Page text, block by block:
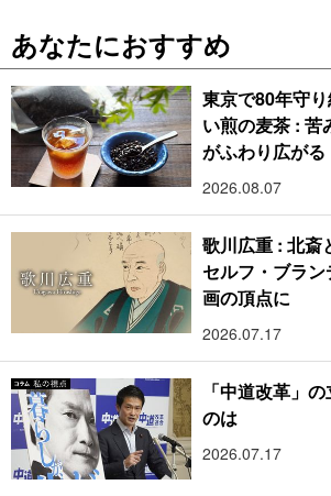
あなたにおすすめ
東京で80年守
い煎の麦茶 : 苦
がふわり広がる
2026.08.07
歌川広重 : 北斎
セルフ・ブラ
画の頂点に
2026.07.17
「中道改革」
のは
2026.07.17